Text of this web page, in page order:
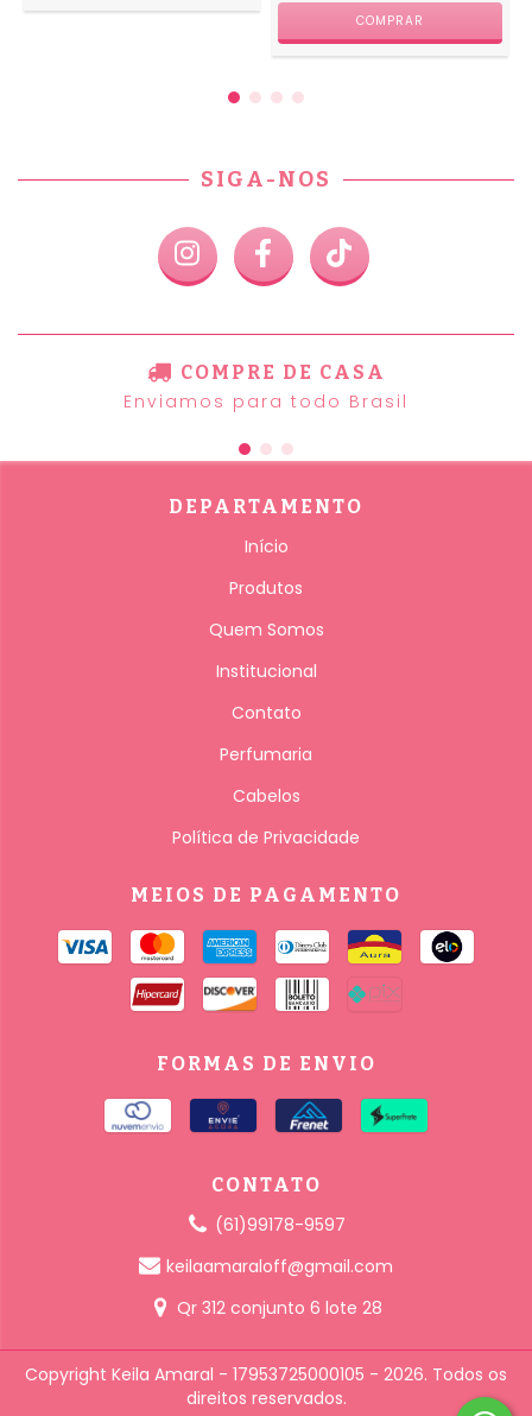
SIGA-NOS
COMPRE DE CASA
Enviamos para todo Brasil
DEPARTAMENTO
Início
Produtos
Quem Somos
Institucional
Contato
Perfumaria
Cabelos
Política de Privacidade
MEIOS DE PAGAMENTO
FORMAS DE ENVIO
CONTATO
(61)99178-9597
keilaamaraloff@gmail.com
Qr 312 conjunto 6 lote 28
Copyright Keila Amaral - 17953725000105 - 2026. Todos os
direitos reservados.